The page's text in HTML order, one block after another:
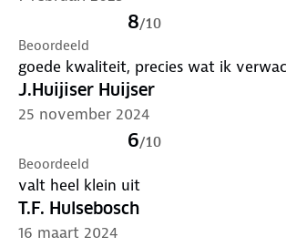
8/10
Beoordeeld
goede kwaliteit, precies wat ik
J.Huijiser Huijser
25 november 2024
6/10
Beoordeeld
valt heel klein uit
T.F. Hulsebosch
16 maart 2024